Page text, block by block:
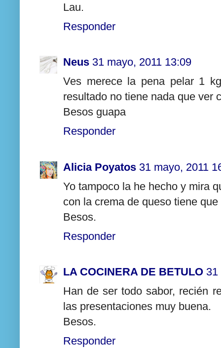
Lau.
Responder
Neus 31 mayo, 2011 13:09
Ves merece la pena pelar 1
resultado no tiene nada que ver
Besos guapa
Responder
Alicia Poyatos 31 mayo, 2011
Yo tampoco la he hecho y mira
con la crema de queso tiene
Besos.
Responder
LA COCINERA DE BETULO 31
Han de ser todo sabor, recién
las presentaciones muy buena.
Besos.
Responder